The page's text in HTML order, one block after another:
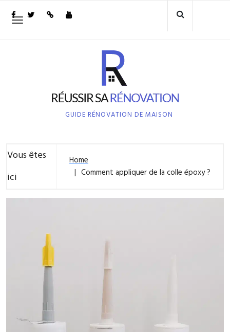
Toggle
GUIDE RÉNOVATION DE MAISON
Vous êtes
ici
Home
Comment appliquer de la colle époxy ?